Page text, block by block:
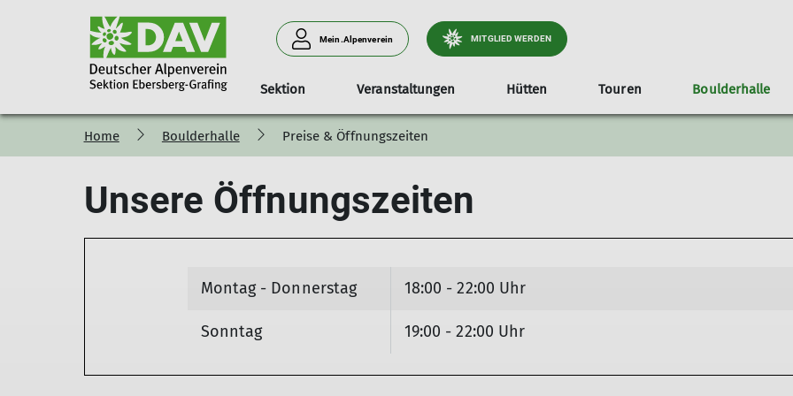
Mein.Alpenverein MITGLIED WERDEN
Sektion
Geschäftsstelle Mitgliedschaft Vorstandschaft
Veranstaltungen Hütten
Meißner Haus
Touren
Tourenprogramm Leistungsstufen Touren
Boulderhalle
Preise & Öffnungszeiten So findet ihr uns So sieht es
Kinder- und Familien
Familiengruppe
Kindergruppe
Jugend
Hüttenschlüssel
Home Boulderhalle Preise & Öffnungszeiten
Unsere Öffnungszeiten
Montag - Donnerstag 18:00 - 22:00 Uhr
Sonntag 19:00 - 22:00 Uhr